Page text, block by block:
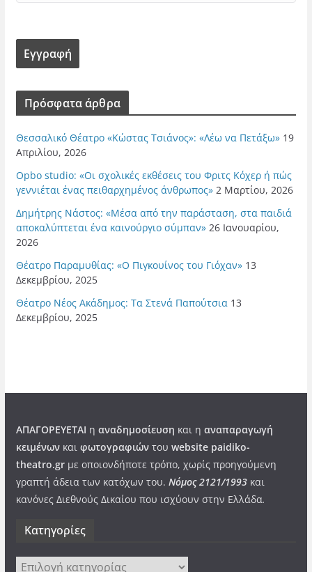
Πρόσφατα άρθρα
Θεσσαλικό Θέατρο «Κώστας Τσιάνος»: «Λέω να Πετάξω» 19
Απριλίου, 2026
Opbo studio: «Οι σχολικές εκθέσεις του Φριτς Κόχερ ή πώς
γεννιέται ένας πειθαρχημένος άνθρωπος» 2 Μαρτίου, 2026
Δημήτρης Νάστος: «Μέσα από την παράσταση, στα παιδιά
αποκαλύπτεται ένα καινούργιο σύμπαν» 26 Ιανουαρίου,
2026
Θέατρο Παραμυθίας: «Ο Πιγκουίνος του Γιόχαν» 13
Δεκεμβρίου, 2025
Θέατρο Νέος Ακάδημος: Τα Στενά Παπούτσια 13
Δεκεμβρίου, 2025
ΑΠΑΓΟΡΕΥΕΤΑΙ η αναδημοσίευση και η αναπαραγωγή
κειμένωνκαι φωτογραφιώντου website paidiko-
theatro.grμε οποιονδήποτε τρόπο, χωρίς προηγούμενη
γραπτή άδεια των κατόχων του. Νόμος 2121/1993και
κανόνες Διεθνούς Δικαίου που ισχύουν στην Ελλάδα.
Kατηγορίες
Kατηγορίες